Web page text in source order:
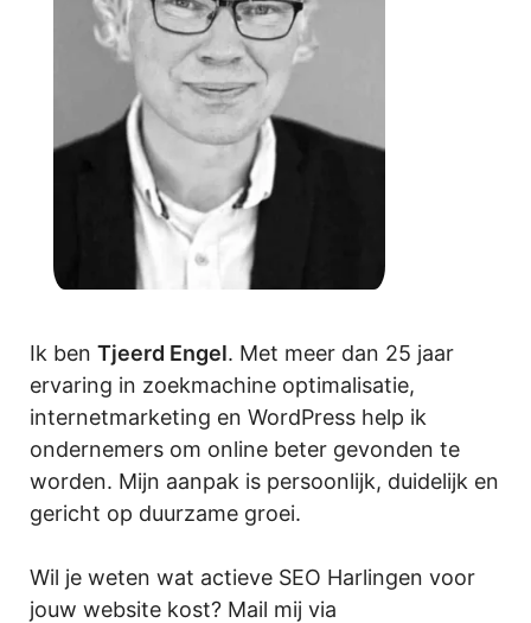
Ik ben Tjeerd Engel. Met meer dan 25 jaar
ervaring in zoekmachine optimalisatie,
internetmarketing en WordPress help ik
ondernemers om online beter gevonden te
worden. Mijn aanpak is persoonlijk, duidelijk en
gericht op duurzame groei.
Wil je weten wat actieve SEO Harlingen voor
jouw website kost? Mail mij via